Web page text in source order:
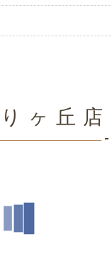
ヶ丘店